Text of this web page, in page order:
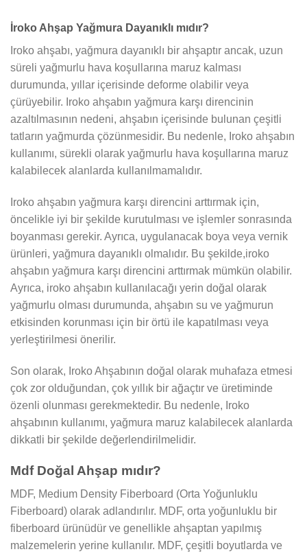
İroko Ahşap Yağmura Dayanıklı mıdır?
Iroko ahşabı, yağmura dayanıklı bir ahşaptır ancak, uzun
süreli yağmurlu hava koşullarına maruz kalması
durumunda, yıllar içerisinde deforme olabilir veya
çürüyebilir. Iroko ahşabın yağmura karşı direncinin
azaltılmasının nedeni, ahşabın içerisinde bulunan çeşitli
tatların yağmurda çözünmesidir. Bu nedenle, Iroko ahşabın
kullanımı, sürekli olarak yağmurlu hava koşullarına maruz
kalabilecek alanlarda kullanılmamalıdır.
Iroko ahşabın yağmura karşı direncini arttırmak için,
öncelikle iyi bir şekilde kurutulması ve işlemler sonrasında
boyanması gerekir. Ayrıca, uygulanacak boya veya vernik
ürünleri, yağmura dayanıklı olmalıdır. Bu şekilde,iroko
ahşabın yağmura karşı direncini arttırmak mümkün olabilir.
Ayrıca, iroko ahşabın kullanılacağı yerin doğal olarak
yağmurlu olması durumunda, ahşabın su ve yağmurun
etkisinden korunması için bir örtü ile kapatılması veya
yerleştirilmesi önerilir.
Son olarak, Iroko Ahşabının doğal olarak muhafaza etmesi
çok zor olduğundan, çok yıllık bir ağaçtır ve üretiminde
özenli olunması gerekmektedir. Bu nedenle, Iroko
ahşabının kullanımı, yağmura maruz kalabilecek alanlarda
dikkatli bir şekilde değerlendirilmelidir.
Mdf Doğal Ahşap mıdır?
MDF, Medium Density Fiberboard (Orta Yoğunluklu
Fiberboard) olarak adlandırılır. MDF, orta yoğunluklu bir
fiberboard ürünüdür ve genellikle ahşaptan yapılmış
malzemelerin yerine kullanılır. MDF, çeşitli boyutlarda ve